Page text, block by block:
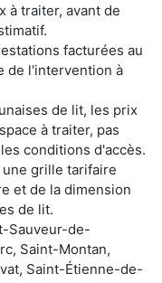
à traiter, avant de
facturées au
de l'intervention à
de lit, les prix
à traiter, pas
conditions d'accès.
grille tarifaire
et de la dimension
de lit.
Sauveur-de-
Saint-Montan,
Saint-Étienne-de-